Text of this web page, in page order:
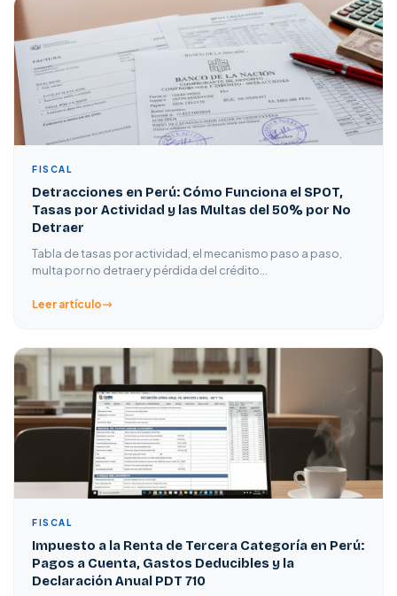
FISCAL
Detracciones en Perú: Cómo Funciona el SPOT,
Tasas por Actividad y las Multas del 50% por No
Detraer
Tabla de tasas por actividad, el mecanismo paso a paso,
multa por no detraer y pérdida del crédito…
Leer artículo
FISCAL
Impuesto a la Renta de Tercera Categoría en Perú:
Pagos a Cuenta, Gastos Deducibles y la
Declaración Anual PDT 710